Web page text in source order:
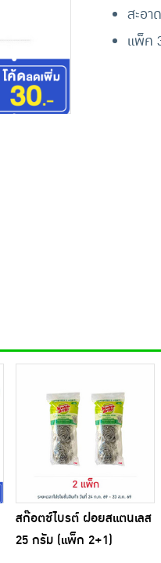
สะอา
แพ็ค
สก๊อตช์ไบรต์ ฝอยสแตนเลส
25 กรัม (แพ็ก 2+1)